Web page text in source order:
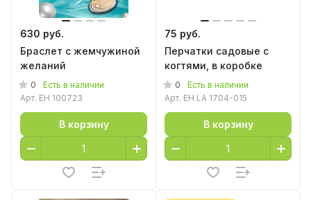
630 руб.
Браслет с жемчужиной
желаний
0
Есть в наличии
Арт. EH 100723
В корзину
75 руб.
Перчатки садовые с
когтями, в коробке
0
Есть в наличии
Арт. EH LA 1704-015
В корзину